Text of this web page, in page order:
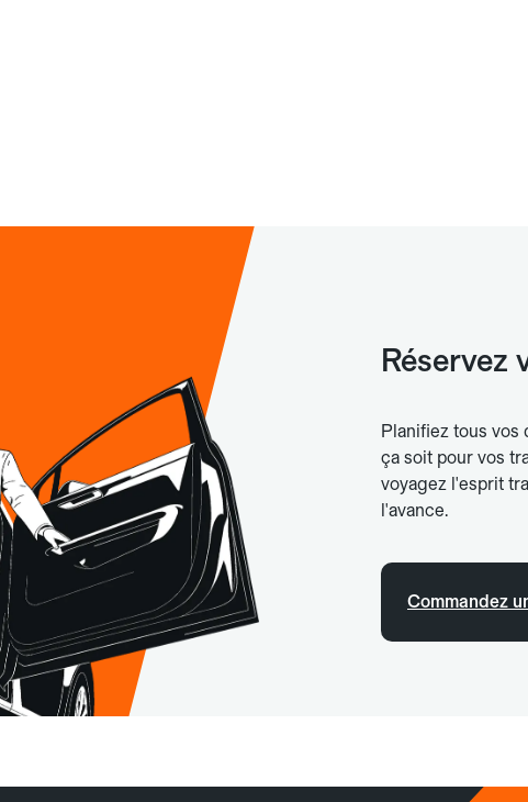
Réservez
Planifiez tous vos
ça soit pour vos
voyagez l'esprit
l'avance.
Commandez